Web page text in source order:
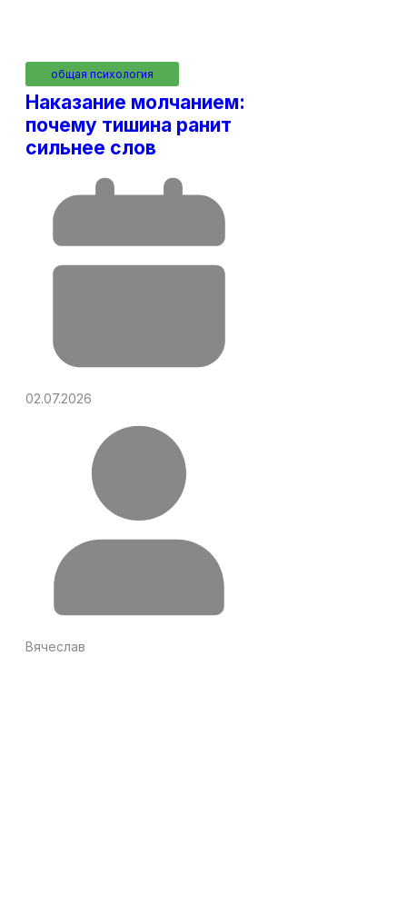
общая психология
Наказание молчанием:
почему тишина ранит
сильнее слов
02.07.2026
Вячеслав